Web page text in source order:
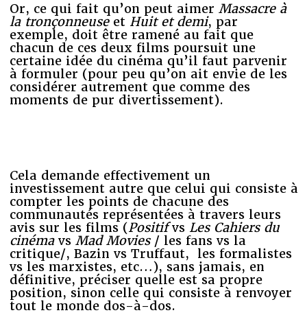
Or, ce qui fait qu’on peut aimer Massacre à
la tronçonneuseet Huit et demi, par
exemple, doit être ramené au fait que
chacun de ces deux films poursuit une
certaine idée du cinéma qu’il faut parvenir
à formuler (pour peu qu’on ait envie de les
considérer autrement que comme des
moments de pur divertissement).
Cela demande effectivement un
investissement autre que celui qui consiste à
compter les points de chacune des
communautés représentées à travers leurs
avis sur les films (Positifvs Les Cahiers du
cinémavs Mad Movies/ les fans vs la
critique/, Bazin vs Truffaut, les formalistes
vs les marxistes, etc…), sans jamais, en
définitive, préciser quelle est sa propre
position, sinon celle qui consiste à renvoyer
tout le monde dos-à-dos.